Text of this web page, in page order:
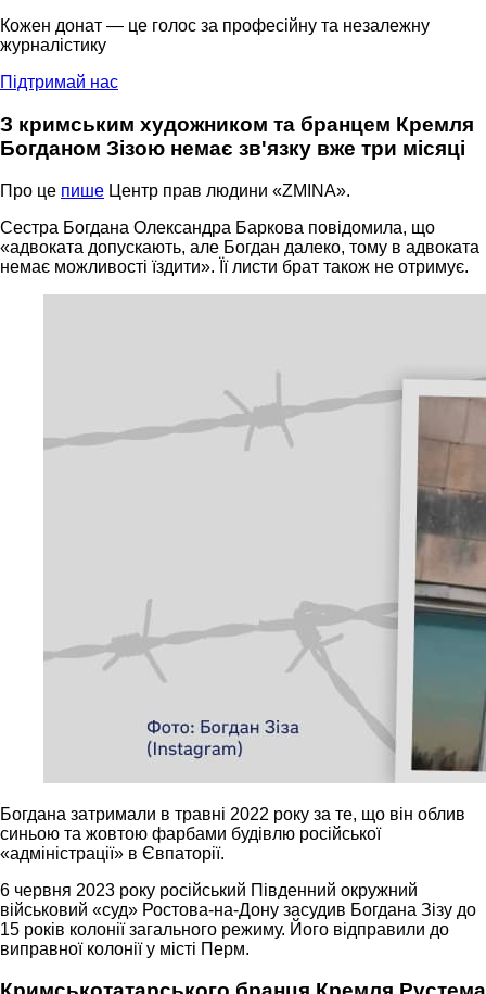
Кожен донат — це голос за професійну та незалежну
журналістику
Підтримай нас
З кримським художником та бранцем Кремля
Богданом Зізою немає зв'язку вже три місяці
Про це пише Центр прав людини «ZMINA».
Сестра Богдана Олександра Баркова повідомила, що
«адвоката допускають, але Богдан далеко, тому в адвоката
немає можливості їздити». Її листи брат також не отримує.
Богдана затримали в травні 2022 року за те, що він облив
синьою та жовтою фарбами будівлю російської
«адміністрації» в Євпаторії.
6 червня 2023 року російський Південний окружний
військовий «суд» Ростова-на-Дону засудив Богдана Зізу до
15 років колонії загального режиму. Його відправили до
виправної колонії у місті Перм.